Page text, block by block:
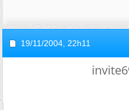
19/11/2004, 22h11